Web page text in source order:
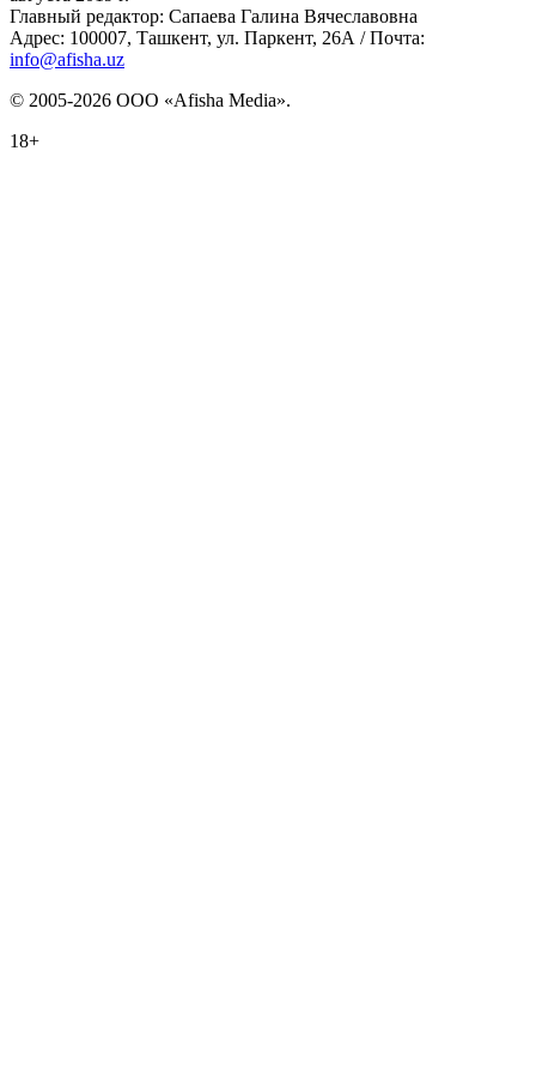
Главный редактор: Сапаева Галина Вячеславовна
Адрес: 100007, Ташкент, ул. Паркент, 26А / Почта:
info@afisha.uz
© 2005-2026 ООО «Afisha Media».
18+